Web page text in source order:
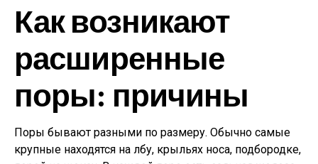
Как возникают
расширенные
поры: причины
Поры бывают разными по размеру. Обычно самые
крупные находятся на лбу, крыльях носа, подбородке,